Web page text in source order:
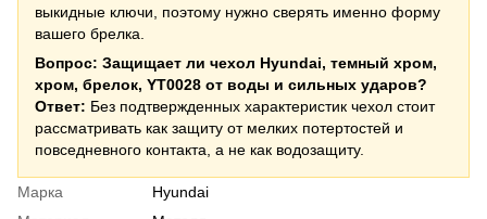
выкидные ключи, поэтому нужно сверять именно форму
вашего брелка.
Вопрос: Защищает ли чехол Hyundai, темный хром,
хром, брелок, YT0028 от воды и сильных ударов?
Ответ: Без подтвержденных характеристик чехол стоит
рассматривать как защиту от мелких потертостей и
повседневного контакта, а не как водозащиту.
Марка
Hyundai